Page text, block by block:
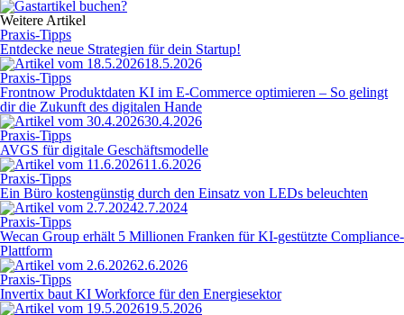
Weitere Artikel
Praxis-Tipps
Entdecke neue Strategien für dein Startup!
18.5.2026
Praxis-Tipps
Frontnow Produktdaten KI im E-Commerce optimieren – So gelingt
dir die Zukunft des digitalen Hande
30.4.2026
Praxis-Tipps
AVGS für digitale Geschäftsmodelle
11.6.2026
Praxis-Tipps
Ein Büro kostengünstig durch den Einsatz von LEDs beleuchten
2.7.2024
Praxis-Tipps
Wecan Group erhält 5 Millionen Franken für KI-gestützte Compliance-
Plattform
2.6.2026
Praxis-Tipps
Invertix baut KI Workforce für den Energiesektor
19.5.2026